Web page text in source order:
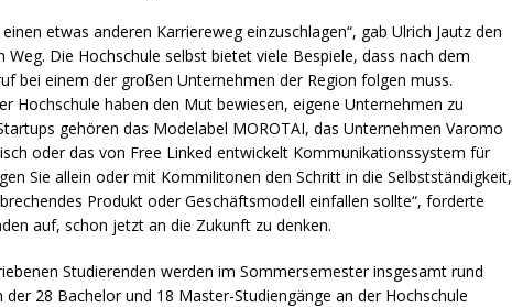
etwas anderen Karriereweg einzuschlagen“, gab Ulrich Jautz den
Die Hochschule selbst bietet viele Bespiele, dass nach dem
bei einem der großen Unternehmen der Region folgen muss.
Hochschule haben den Mut bewiesen, eigene Unternehmen zu
gehören das Modelabel MOROTAI, das Unternehmen Varomo
oder das von Free Linked entwickelt Kommunikationssystem für
Sie allein oder mit Kommilitonen den Schritt in die Selbstständigkeit,
Produkt oder Geschäftsmodell einfallen sollte“, forderte
auf, schon jetzt an die Zukunft zu denken.
Studierenden werden im Sommersemester insgesamt rund
28 Bachelor und 18 Master-Studiengänge an der Hochschule